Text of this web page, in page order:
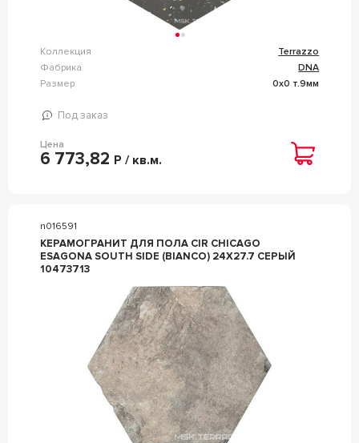
Коллекция
Terrazzo
Фабрика
DNA
Размер
0x0 т.9мм
Под заказ
Цена
6 773,82 Р / кв.м.
n016591
КЕРАМОГРАНИТ ДЛЯ ПОЛА CIR CHICAGO
ESAGONA SOUTH SIDE (BIANCO) 24X27.7 СЕРЫЙ
10473713